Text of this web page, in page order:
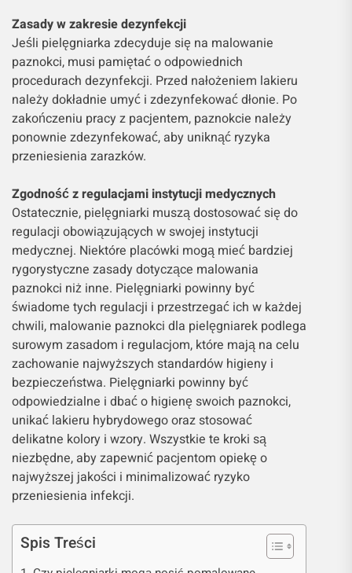
Zasady w zakresie dezynfekcji
Jeśli pielęgniarka zdecyduje się na malowanie
paznokci, musi pamiętać o odpowiednich
procedurach dezynfekcji. Przed nałożeniem lakieru
należy dokładnie umyć i zdezynfekować dłonie. Po
zakończeniu pracy z pacjentem, paznokcie należy
ponownie zdezynfekować, aby uniknąć ryzyka
przeniesienia zarazków.
Zgodność z regulacjami instytucji medycznych
Ostatecznie, pielęgniarki muszą dostosować się do
regulacji obowiązujących w swojej instytucji
medycznej. Niektóre placówki mogą mieć bardziej
rygorystyczne zasady dotyczące malowania
paznokci niż inne. Pielęgniarki powinny być
świadome tych regulacji i przestrzegać ich w każdej
chwili, malowanie paznokci dla pielęgniarek podlega
surowym zasadom i regulacjom, które mają na celu
zachowanie najwyższych standardów higieny i
bezpieczeństwa. Pielęgniarki powinny być
odpowiedzialne i dbać o higienę swoich paznokci,
unikać lakieru hybrydowego oraz stosować
delikatne kolory i wzory. Wszystkie te kroki są
niezbędne, aby zapewnić pacjentom opiekę o
najwyższej jakości i minimalizować ryzyko
przeniesienia infekcji.
Spis Treści